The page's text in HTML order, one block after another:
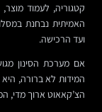
קטגוריה, לעמוד
האמיתית נבחנת
ועד הרכישה.
אם מערכת הסינון
המידות לא ברורה, היא
הצ’קאאוט ארוך מדי,